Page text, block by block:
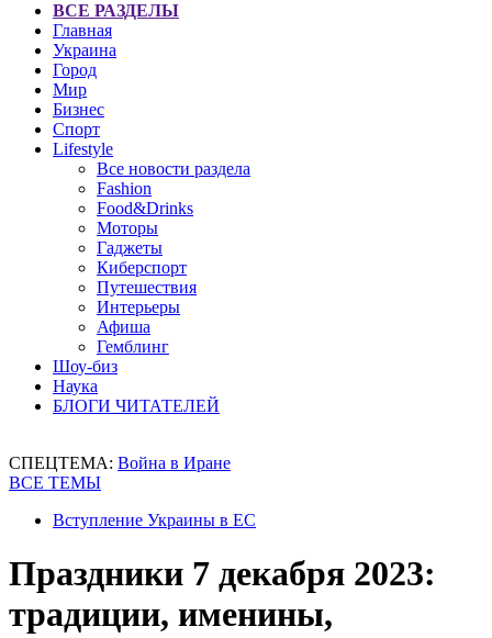
ВСЕ РАЗДЕЛЫ
Главная
Украина
Город
Мир
Бизнес
Спорт
Lifestyle
Все новости раздела
Fashion
Food&Drinks
Моторы
Гаджеты
Киберспорт
Путешествия
Интерьеры
Афиша
Гемблинг
Шоу-биз
Наука
БЛОГИ ЧИТАТЕЛЕЙ
СПЕЦТЕМА: Война в Иране
ВСЕ ТЕМЫ
Вступление Украины в ЕС
Праздники 7 декабря 2023:
традиции, именины,